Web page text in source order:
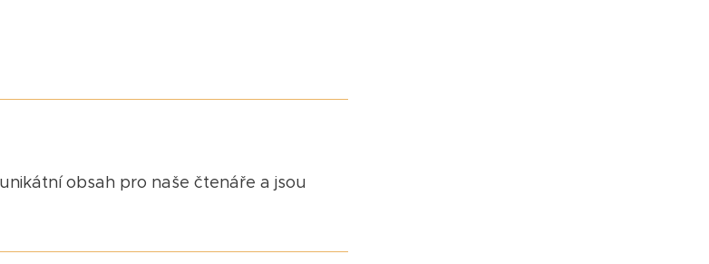
obsah pro naše čtenáře a jsou